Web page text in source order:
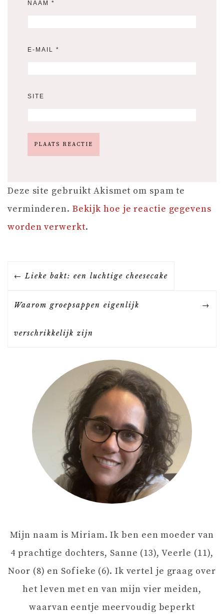
NAAM *
E-MAIL *
SITE
Deze site gebruikt Akismet om spam te
verminderen. Bekijk hoe je reactie gegevens
worden verwerkt.
B
E
R
I
G
Lieke bakt: een luchtige cheesecake
Waarom groepsappen eigenlijk
verschrikkelijk zijn
Mijn naam is Miriam. Ik ben een moeder van
4 prachtige dochters, Sanne (13), Veerle (11),
Noor (8) en Sofieke (6). Ik vertel je graag over
het leven met en van mijn vier meiden,
waarvan eentje meervoudig beperkt